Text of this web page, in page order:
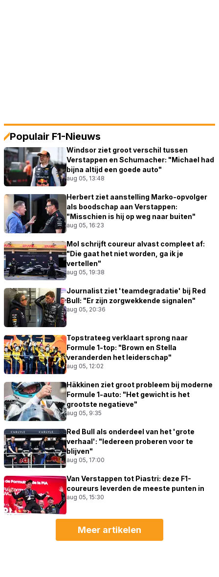
Populair F1-Nieuws
Windsor ziet groot verschil tussen
Verstappen en Schumacher: "Michael had
bijna altijd een goede auto"
aug 05, 13:48
Herbert ziet aanstelling Marko-opvolger
als boodschap aan Verstappen:
"Misschien is hij op weg naar buiten"
aug 05, 16:23
Mol schrijft coureur alvast compleet af:
"Die gaat het niet worden, ga ik je
vertellen"
aug 05, 19:38
Journalist ziet 'teamdegradatie' bij Red
Bull: "Er zijn zorgwekkende signalen"
aug 05, 20:36
Topstrateeg verklaart sprong naar
Formule 1-top: "Brown en Stella
veranderden het leiderschap"
aug 05, 12:02
Häkkinen ziet groot probleem bij moderne
Formule 1-auto: "Het gewicht is het
grootste negatieve"
aug 05, 9:35
Red Bull als onderdeel van het 'grote
verhaal': "Iedereen proberen voor te
blijven"
aug 05, 17:00
Van Verstappen tot Piastri: deze F1-
coureurs leverden de meeste punten in
aug 05, 15:30
Meer artikelen